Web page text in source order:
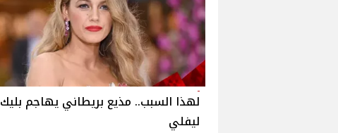
لهذا السبب.. مذيع بريطاني يهاجم بليك
ليفلي